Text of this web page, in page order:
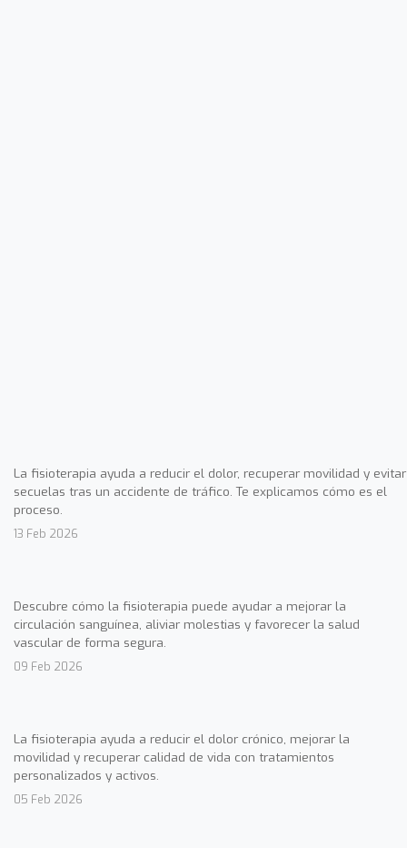
La fisioterapia ayuda a reducir el dolor, recuperar movilidad y evitar
secuelas tras un accidente de tráfico. Te explicamos cómo es el
proceso.
13 Feb 2026
Descubre cómo la fisioterapia puede ayudar a mejorar la
circulación sanguínea, aliviar molestias y favorecer la salud
vascular de forma segura.
09 Feb 2026
La fisioterapia ayuda a reducir el dolor crónico, mejorar la
movilidad y recuperar calidad de vida con tratamientos
personalizados y activos.
05 Feb 2026